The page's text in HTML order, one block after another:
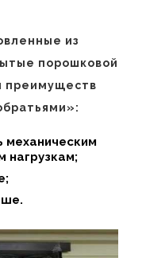
из
порошковой
преимуществ
механическим
нагрузкам;